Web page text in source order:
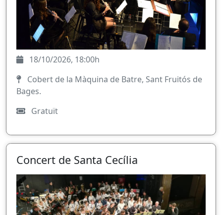
18/10/2026, 18:00h
Cobert de la Màquina de Batre, Sant Fruitós de
Bages.
Gratuït
Concert de Santa Cecília